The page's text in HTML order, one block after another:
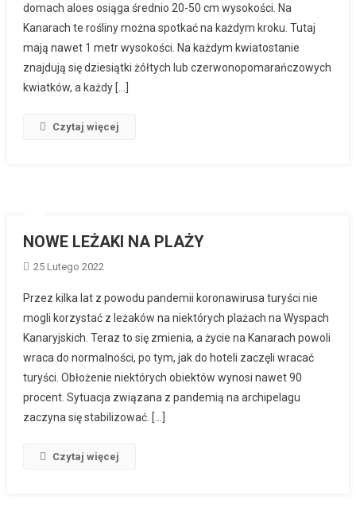
domach aloes osiąga średnio 20-50 cm wysokości. Na
Kanarach te rośliny można spotkać na każdym kroku. Tutaj
mają nawet 1 metr wysokości. Na każdym kwiatostanie
znajdują się dziesiątki żółtych lub czerwonopomarańczowych
kwiatków, a każdy […]
Czytaj więcej
NOWE LEŻAKI NA PLAŻY
25 Lutego 2022
Przez kilka lat z powodu pandemii koronawirusa turyści nie
mogli korzystać z leżaków na niektórych plażach na Wyspach
Kanaryjskich. Teraz to się zmienia, a życie na Kanarach powoli
wraca do normalności, po tym, jak do hoteli zaczęli wracać
turyści. Obłożenie niektórych obiektów wynosi nawet 90
procent. Sytuacja związana z pandemią na archipelagu
zaczyna się stabilizować. […]
Czytaj więcej